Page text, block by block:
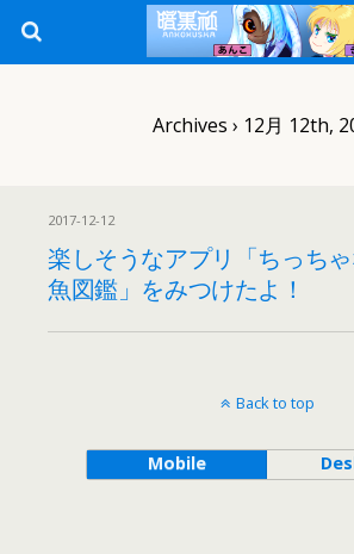
Archives › 12月 12th,
2017-12-12
楽しそうなアプリ「ちっち
魚図鑑」をみつけたよ！
Back to top
Mobile